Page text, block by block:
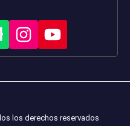
los derechos reservados